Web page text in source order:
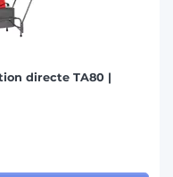
directe TA80 |